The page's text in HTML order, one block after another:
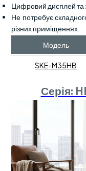
Цифровий дисплей та
Не потребує
різних приміщеннях.
Модель
SKE-M35HB
Серія: